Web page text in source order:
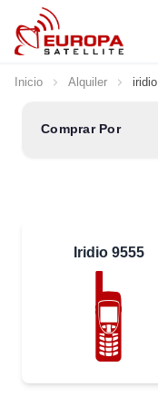
Ir al contenido
Inicio Alquiler iridio
Comprar Por
Iridio 9555